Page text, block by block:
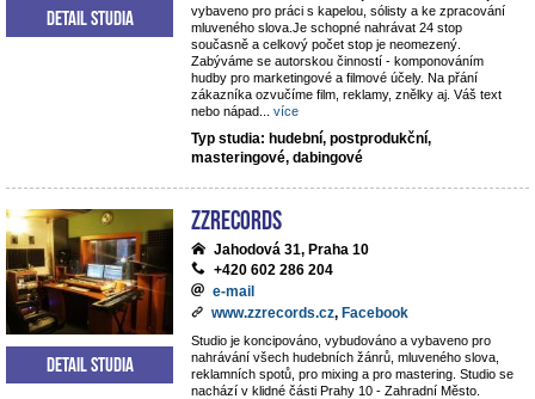
vybaveno pro práci s kapelou, sólisty a ke zpracování
mluveného slova.Je schopné nahrávat 24 stop
současně a celkový počet stop je neomezený.
Zabýváme se autorskou činností - komponováním
hudby pro marketingové a filmové účely. Na přání
zákazníka ozvučíme film, reklamy, znělky aj. Váš text
nebo nápad
více
Typ studia: hudební, postprodukční,
masteringové, dabingové
Detail studia
ZZrecords
Jahodová 31, Praha 10
+420 602 286 204
e-mail
www.zzrecords.cz, Facebook
Studio je koncipováno, vybudováno a vybaveno pro
nahrávání všech hudebních žánrů, mluveného slova,
reklamních spotů, pro mixing a pro mastering. Studio se
nachází v klidné části Prahy 10 - Zahradní Město.
Detail studia